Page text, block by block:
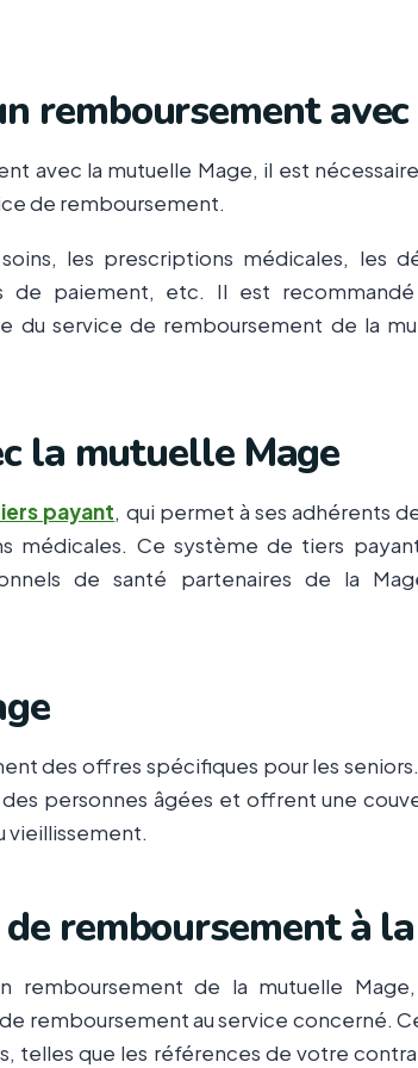
remboursement
avec la mutuelle Mage, il est
de remboursement.
les prescriptions médicales, les
de paiement, etc. Il est recommandé
du service de remboursement de la
la mutuelle Mage
payant, qui permet à ses adhérents
médicales. Ce système de tiers
de santé partenaires de la
des offres spécifiques pour les
personnes âgées et offrent une
vieillissement.
remboursement à
remboursement de la mutuelle
remboursement au service concerné.
telles que les références de votre